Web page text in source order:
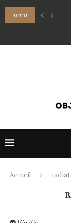
ACTU
POURQUOI INSTALLER
Accueil